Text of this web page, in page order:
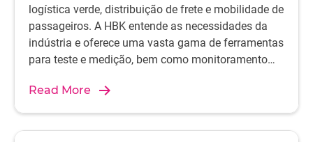
logística verde, distribuição de frete e mobilidade de
passageiros. A HBK entende as necessidades da
indústria e oferece uma vasta gama de ferramentas
para teste e medição, bem como monitoramento
Read More